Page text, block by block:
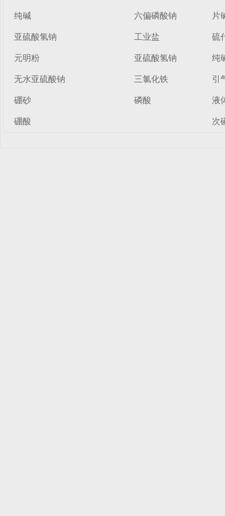
纯碱
亚硫酸氢钠
元明粉
无水亚硫酸钠
硼砂
硼酸
六偏磷酸钠
工业盐
亚硫酸氢钠
三氯化铁
磷酸
片
硫
纯
引
液
次